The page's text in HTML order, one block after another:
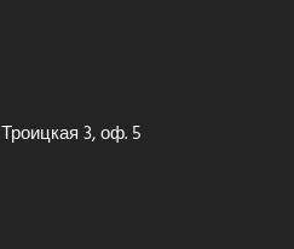
3, оф. 5